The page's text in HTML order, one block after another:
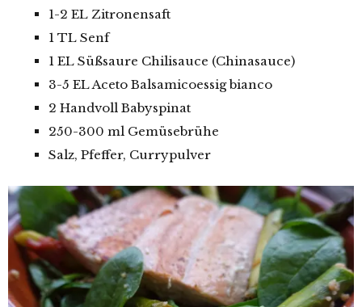
1-2 EL Zitronensaft
1 TL Senf
1 EL Süßsaure Chilisauce (Chinasauce)
3-5 EL Aceto Balsamicoessig bianco
2 Handvoll Babyspinat
250-300 ml Gemüsebrühe
Salz, Pfeffer, Currypulver